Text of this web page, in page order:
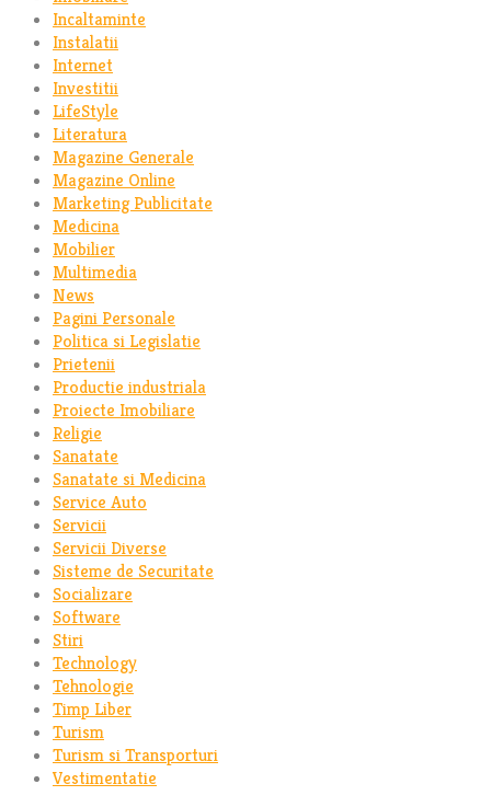
Incaltaminte
Instalatii
Internet
Investitii
LifeStyle
Literatura
Magazine Generale
Magazine Online
Marketing Publicitate
Medicina
Mobilier
Multimedia
News
Pagini Personale
Politica si Legislatie
Prietenii
Productie industriala
Proiecte Imobiliare
Religie
Sanatate
Sanatate si Medicina
Service Auto
Servicii
Servicii Diverse
Sisteme de Securitate
Socializare
Software
Stiri
Technology
Tehnologie
Timp Liber
Turism
Turism si Transporturi
Vestimentatie